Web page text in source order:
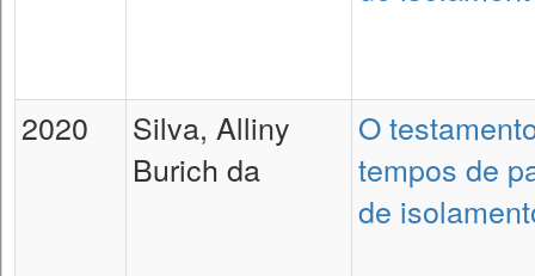
2020
Silva, Alliny
Burich da
O
tempos de
de